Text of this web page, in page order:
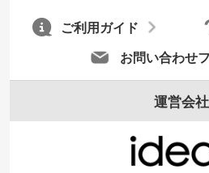
お問い合わせ
ご利用ガイド
運営会社